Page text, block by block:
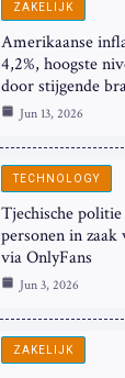
ZAKELIJK
Amerikaanse
4,2%, hoogste
door stijgende
Jun 13, 2026
TECHNOLOGY
Tjechische
personen in zaak
via OnlyFans
Jun 3, 2026
ZAKELIJK